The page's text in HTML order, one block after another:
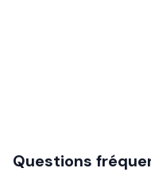
Questions